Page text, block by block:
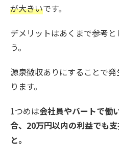
が大きいです。
デメリットはあくまで参考
う。
源泉徴収ありにすることで
ります。
1つめは会社員やパートで働
合、20万円以内の利益でも
と。